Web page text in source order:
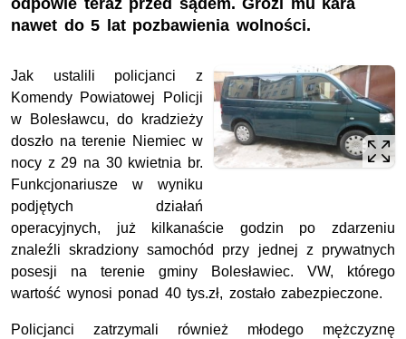
odpowie teraz przed sądem. Grozi mu kara
nawet do 5 lat pozbawienia wolności.
Jak ustalili policjanci z
Komendy Powiatowej Policji
w Bolesławcu, do kradzieży
doszło na terenie Niemiec w
nocy z 29 na 30 kwietnia br.
Funkcjonariusze w wyniku
podjętych działań
operacyjnych, już kilkanaście godzin po zdarzeniu
znaleźli skradziony samochód przy jednej z prywatnych
posesji na terenie gminy Bolesławiec. VW, którego
wartość wynosi ponad 40 tys.zł, zostało zabezpieczone.
Policjanci zatrzymali również młodego mężczyznę